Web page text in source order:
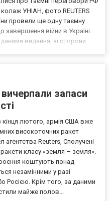
УНІАН, фото REUTERS
провели ще одну таємну
війни в Україні.
видання, зі сторони
запаси
кінця лютого, армія США вже
високоточних ракет
агентства Reuters, Сполучені
класу «земля – земля».
коштують понад
незамінними у разі
Росією. Крім того, за даними
майже полов...